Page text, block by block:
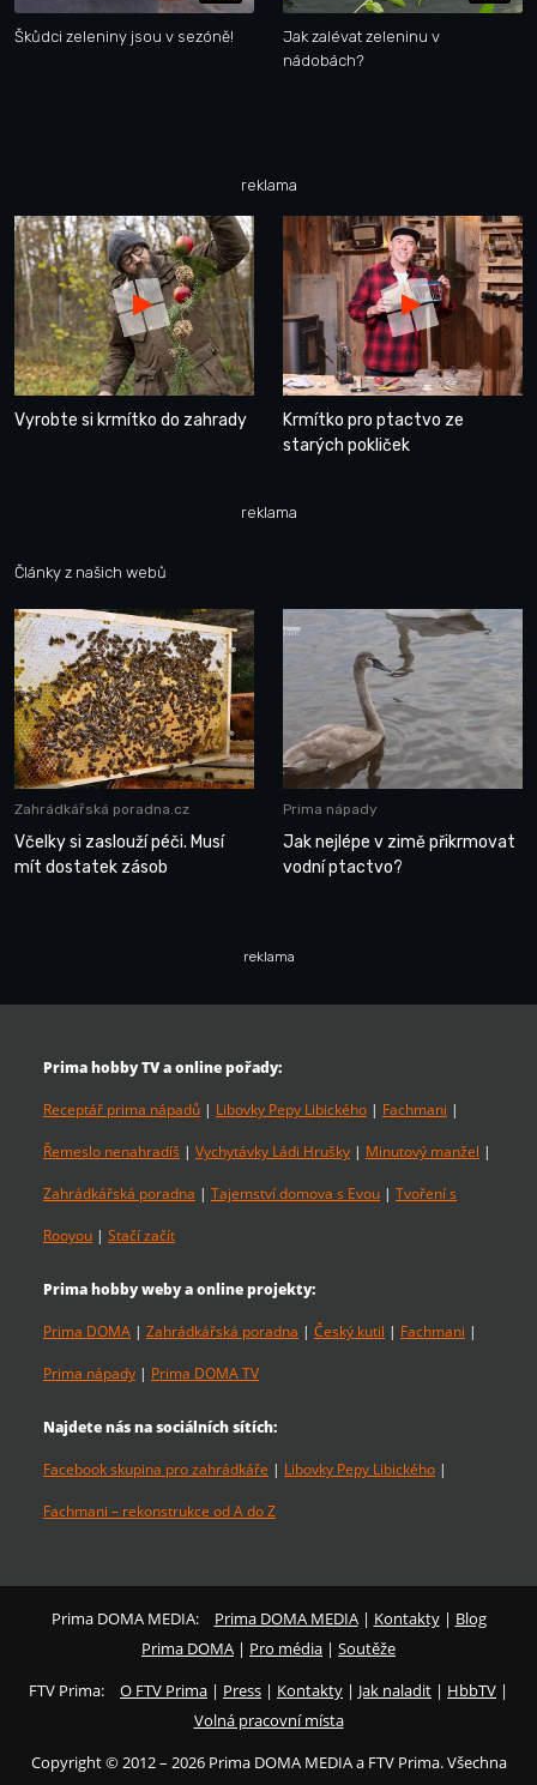
Škůdci zeleniny jsou v sezóně!
Jak zalévat zeleninu v
nádobách?
reklama
Vyrobte si krmítko do zahrady
Krmítko pro ptactvo ze
starých pokliček
reklama
Články z našich webů
Zahrádkářská poradna.cz
Včelky si zaslouží péči. Musí
mít dostatek zásob
Prima nápady
Jak nejlépe v zimě přikrmovat
vodní ptactvo?
reklama
Prima hobby TV a online pořady:
Receptář prima nápadů | Libovky Pepy Libického | Fachmani |
Řemeslo nenahradíš | Vychytávky Ládi Hrušky | Minutový manžel |
Zahrádkářská poradna | Tajemství domova s Evou | Tvoření s
Rooyou | Stačí začít
Prima hobby weby a online projekty:
Prima DOMA | Zahrádkářská poradna | Český kutil | Fachmani |
Prima nápady | Prima DOMA TV
Najdete nás na sociálních sítích:
Facebook skupina pro zahrádkáře | Libovky Pepy Libického |
Fachmani – rekonstrukce od A do Z
Prima DOMA MEDIA: Prima DOMA MEDIA| Kontakty| Blog
Prima DOMA | Pro média | Soutěže
FTV Prima:
O FTV Prima | Press | Kontakty | Jak naladit | HbbTV |
Volná pracovní místa
Copyright © 2012 – 2026 Prima DOMA MEDIA a FTV Prima. Všechna